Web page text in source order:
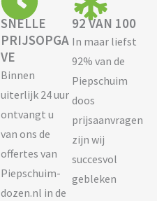
SNELLE
PRIJSOPGA
VE
Binnen
uiterlijk 24 uur
ontvangt u
van ons de
offertes van
Piepschuim-
dozen.nl in de
92 VAN 100
In maar liefst
92% van de
Piepschuim
doos
prijsaanvragen
zijn wij
succesvol
gebleken